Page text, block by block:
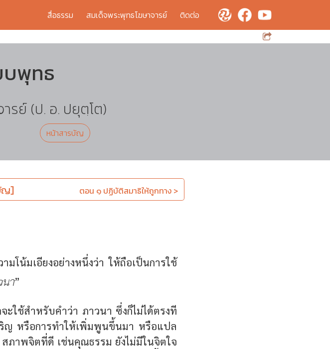
สื่อธรรม สมเด็จพระพุทธโฆษาจารย์
ติดต่อ
บพุทธ
รย์ (ป. อ. ปยุตฺโต)
หน้าสารบัญ
ญ] ตอน ๑ ปฏิบัติสมาธิให้ถูกทาง >
โน้มเอียงอย่างหนึ่งว่า ให้ถือเป็นการใช้
า”
ใช้สำหรับคำว่า ภาวนา ซึ่งก็ไม่ได้ตรงที
ญ หรือการทำให้เพิ่มพูนขึ้นมา หรือแปล
ภาพจิตที่ดี เช่นคุณธรรม ยังไม่มีในจิตใจ